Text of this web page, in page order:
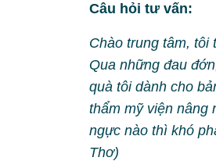
Câu hỏi tư vấn:
Chào trung tâm, tôi
Qua những đau
quà tôi dành cho
thẩm mỹ viện nâng
ngực nào thì khó
Thơ)